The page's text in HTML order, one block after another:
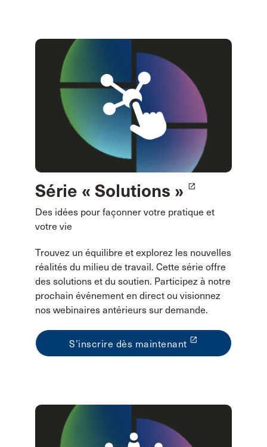
Série « Solutions » launch
Des idées pour façonner votre pratique et
votre vie
Trouvez un équilibre et explorez les nouvelles
réalités du milieu de travail. Cette série offre
des solutions et du soutien. Participez à notre
prochain événement en direct ou visionnez
nos webinaires antérieurs sur demande.
S’inscrire dès maintenant launch